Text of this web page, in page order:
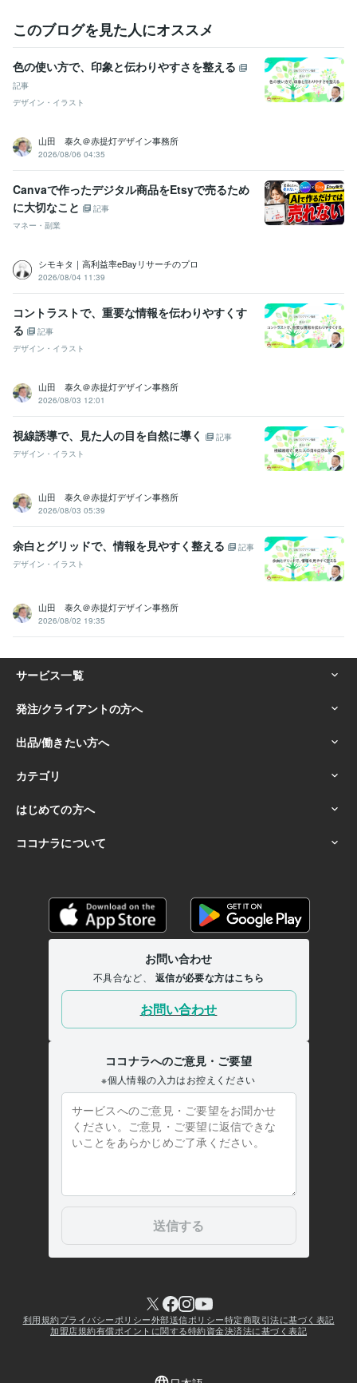
ズランク
マイクロソフト オフィス スペシャリスト（MOS） 取得年 : 2007年
ビジネス・クリエイティブツール
得意分野
す！ 転職・生き方・生きがい 仕事と家事と育児との両立 【気軽に
安心】傾聴いたします。
人生の方向性
自分らしく生きる
子育て 生活 就職 再就職 専業主婦
料理
人間関係
このブログを見た人にオススメ
色の使い方で、印象と伝わりやすさを整える
記事
デザイン・イラスト
山田 泰久＠赤提灯デザイン事務所
2026/08/06 04:35
Canvaで作ったデジタル商品をEtsyで売るため
に大切なこと
記事
マネー・副業
シモキタ｜高利益率eBayリサーチのプロ
2026/08/04 11:39
コントラストで、重要な情報を伝わりやすくす
る
記事
デザイン・イラスト
山田 泰久＠赤提灯デザイン事務所
2026/08/03 12:01
視線誘導で、見た人の目を自然に導く
記事
デザイン・イラスト
山田 泰久＠赤提灯デザイン事務所
2026/08/03 05:39
余白とグリッドで、情報を見やすく整える
記事
デザイン・イラスト
山田 泰久＠赤提灯デザイン事務所
2026/08/02 19:35